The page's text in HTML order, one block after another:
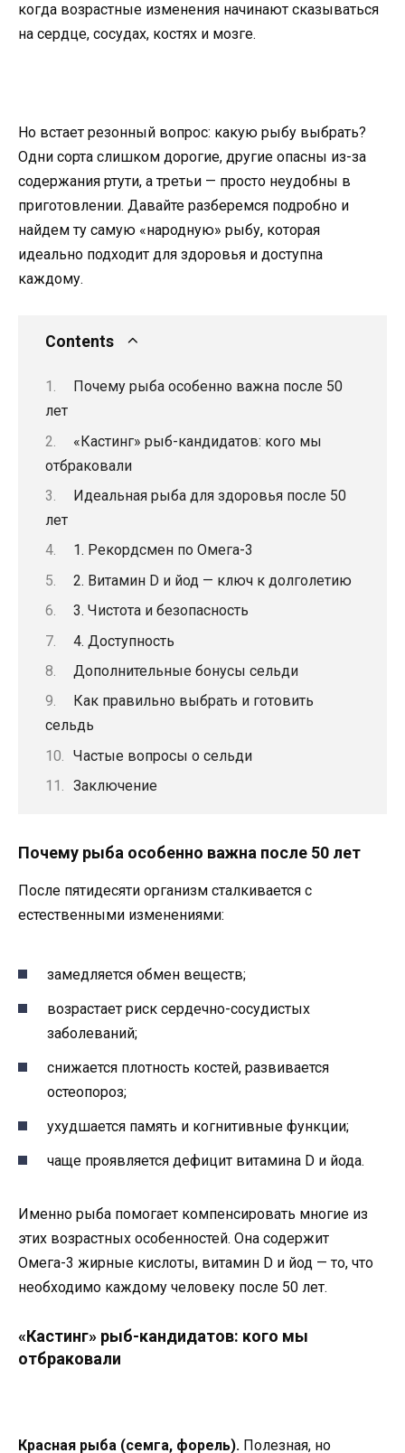
когда возрастные изменения начинают сказываться
на сердце, сосудах, костях и мозге.
Но встает резонный вопрос: какую рыбу выбрать?
Одни сорта слишком дорогие, другие опасны из-за
содержания ртути, а третьи — просто неудобны в
приготовлении. Давайте разберемся подробно и
найдем ту самую «народную» рыбу, которая
идеально подходит для здоровья и доступна
каждому.
Contents
Почему рыба особенно важна после 50
лет
«Кастинг» рыб-кандидатов: кого мы
отбраковали
Идеальная рыба для здоровья после 50
лет
1. Рекордсмен по Омега-3
2. Витамин D и йод — ключ к долголетию
3. Чистота и безопасность
4. Доступность
Дополнительные бонусы сельди
Как правильно выбрать и готовить
сельдь
Частые вопросы о сельди
Заключение
Почему рыба особенно важна после 50 лет
После пятидесяти организм сталкивается с
естественными изменениями:
замедляется обмен веществ;
возрастает риск сердечно-сосудистых
заболеваний;
снижается плотность костей, развивается
остеопороз;
ухудшается память и когнитивные функции;
чаще проявляется дефицит витамина D и йода.
Именно рыба помогает компенсировать многие из
этих возрастных особенностей. Она содержит
Омега-3 жирные кислоты, витамин D и йод — то, что
необходимо каждому человеку после 50 лет.
«Кастинг» рыб-кандидатов: кого мы
отбраковали
Красная рыба (семга, форель). Полезная, но